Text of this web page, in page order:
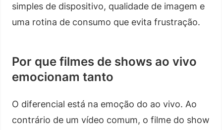
simples de dispositivo, qualidade de imagem e
uma rotina de consumo que evita frustração.
Por que filmes de shows ao vivo
emocionam tanto
O diferencial está na emoção do ao vivo. Ao
contrário de um vídeo comum, o filme do show